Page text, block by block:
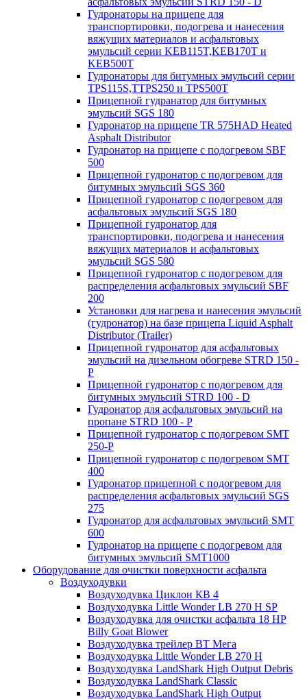
Гудронаторы на прицепе для
транспортировки, подогрева и нанесения
вяжущих материалов и асфальтовых
эмульсий серии KEB115T,KEB170T и
KEB500T
Гудронаторы для битумных эмульсий серии
TPS115S,TTPS250 и TPS500T
Прицепной гудранатор для битумных
эмульсий SGS 180
Гудронатор на прицепе TR 575HAD Heated
Asphalt Distributor
Гудронатор на прицепе с подогревом SBF
500
Прицепной гудронатор с подогревом для
битумных эмульсий SGS 360
Прицепной гудронатор с подогревом для
асфальтовых эмульсий SGS 180
Прицепной гудронатор для
транспортировки, подогрева и нанесения
вяжущих материалов и асфальтовых
эмульсий SGS 580
Прицепной гудронатор с подогревом для
распределения асфальтовых эмульсий SBF
200
Установки для нагрева и нанесения эмульсий
(гудронатор) на базе прицепа Liquid Asphalt
Distributor (Trailer)
Прицепной гудронатор для асфальтовых
эмульсий на дизельном обогреве STRD 150 -
Р
Прицепной гудронатор с подогревом для
битумных эмульсий STRD 100 - D
Гудронатор для асфальтовых эмульсий на
пропане STRD 100 - P
Прицепной гудронатор с подогревом SMT
250-P
Прицепной гудронатор с подогревом SMT
400
Гудронатор прицепной с подогревом для
распределения асфальтовых эмульсий SGS
275
Гудронатор для асфальтовых эмульсий SMT
600
Гудронатор на прицепе с подогревом для
битумных эмульсий SMT1000
Оборудование для очистки поверхности асфальта
Воздуходувки
Воздуходувка Циклон КВ 4
Воздуходувка Little Wonder LB 270 H SP
Воздуходувка для очистки асфальта 18 HP
Billy Goat Blower
Воздуходувка трейлер ВТ Мега
Воздуходувка Little Wonder LB 270 H
Воздуходувка LandShark High Оutput Debris
Воздуходувка LandShark Classic
Воздуходувка LandShark High Output